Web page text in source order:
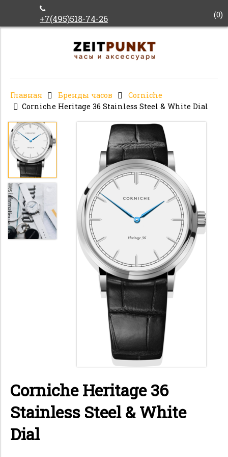
+7(495)518-74-26 (0)
Главная Бренды часов
Corniche
Corniche Heritage 36 Stainless Steel & White Dial
Corniche Heritage 36
Stainless Steel & White
Dial